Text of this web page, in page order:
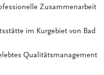
Zusammenarbeit
im Kurgebiet von Bad
Qualitätsmanagement